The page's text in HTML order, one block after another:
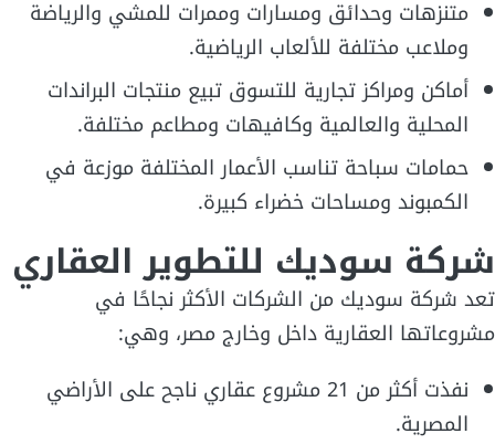
متنزهات وحدائق ومسارات وممرات للمشي والرياضة
وملاعب مختلفة للألعاب الرياضية.
أماكن ومراكز تجارية للتسوق تبيع منتجات البراندات
المحلية والعالمية وكافيهات ومطاعم مختلفة.
حمامات سباحة تناسب الأعمار المختلفة موزعة في
الكمبوند ومساحات خضراء كبيرة.
شركة سوديك للتطوير العقاري
تعد شركة سوديك من الشركات الأكثر نجاحًا في
مشروعاتها العقارية داخل وخارج مصر، وهي:
نفذت أكثر من 21 مشروع عقاري ناجح على الأراضي
المصرية.